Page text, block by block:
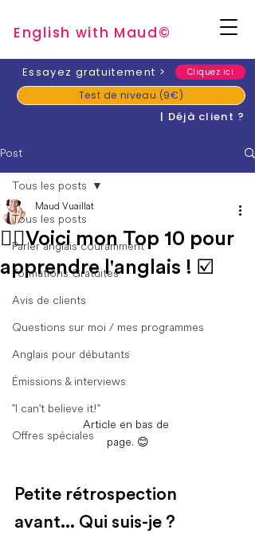
English with Maud©
​Essayez gratuitement > Cliquez ici
Test de niveau (9€)
| Déjà client ?
Post
Tous les posts
Parler anglais couramment
Formations Gratuites
Avis de clients
Questions sur moi / mes programmes
Anglais pour débutants
Émissions & interviews
"I can't believe it!"
Offres spéciales
Tous les posts
💂‍♂️Voici mon Top 10 pour
apprendre l'anglais ! ☑️
Maud Vuaillat
Article en bas de
page. 😊
Petite rétrospection
avant... Qui suis-je ?